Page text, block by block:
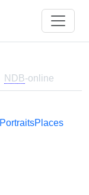
NDB-online
PortraitsPlaces